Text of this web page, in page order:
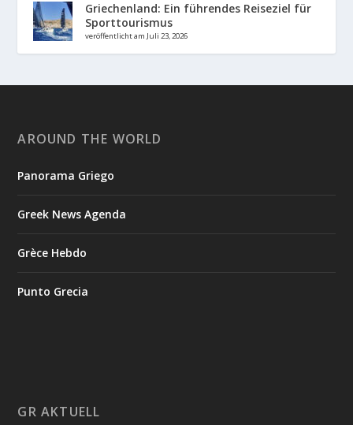
Griechenland: Ein führendes Reiseziel für
Sporttourismus
veröffentlicht am Juli 23, 2026
AROUND THE WORLD
Panorama Griego
Greek News Agenda
Grèce Hebdo
Punto Grecia
GR AKTUELL